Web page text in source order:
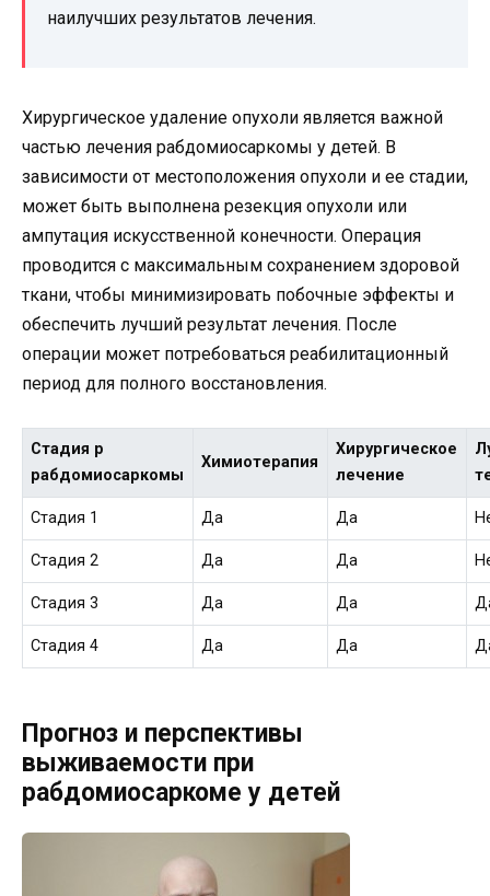
наилучших результатов лечения.
Хирургическое удаление опухоли является важной
частью лечения рабдомиосаркомы у детей. В
зависимости от местоположения опухоли и ее стадии,
может быть выполнена резекция опухоли или
ампутация искусственной конечности. Операция
проводится с максимальным сохранением здоровой
ткани, чтобы минимизировать побочные эффекты и
обеспечить лучший результат лечения. После
операции может потребоваться реабилитационный
период для полного восстановления.
Стадия р
рабдомиосаркомы
Химиотерапия
Хирургическое
лечение
Стадия 1 Да Да
Стадия 2 Да Да
Стадия 3 Да Да
Стадия 4 Да Да
Прогноз и перспективы
выживаемости при
рабдомиосаркоме у детей